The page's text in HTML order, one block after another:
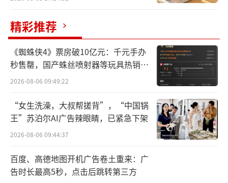
导机构为华泰联合证券，2021年2月辅导机构变
更为中天国富；
2022年1月公告上市辅导板块由科创板变更
为北交所，2022年7月公告辅导机构变更为首创
证券。
问询函同时指出，鸿辉光通在2020年-2023
年期间3次变更持续督导主办券商，分别为2020
年3月从中山证券变更为平安证券，2021年4月
从平安证券变更为中天国富证券，2022年8月从
中天国富证券变更为首创证券。
精彩推荐
《蜘蛛侠4》票房破10亿元：千元手办
秒售罄，国产蛛丝喷射器等玩具热销海
外
2026-08-06 09:49:22
“女生洗澡，大叔帮搓背”，“中国锅
王”苏泊尔AI广告辣眼睛，已紧急下架
2026-08-06 09:44:37
百度、高德地图开机广告卷土重来：广
告时长最高5秒，点击后跳转第三方